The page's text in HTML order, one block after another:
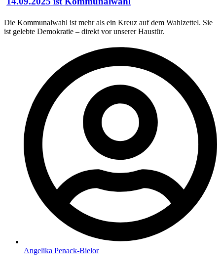
Die Kommunalwahl ist mehr als ein Kreuz auf dem Wahlzettel. Sie
ist gelebte Demokratie – direkt vor unserer Haustür.
Angelika Penack-Bielor